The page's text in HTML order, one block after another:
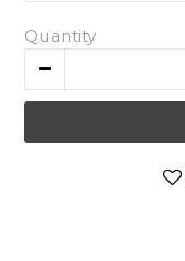
Quantity